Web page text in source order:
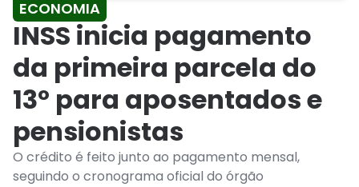
ECONOMIA
INSS inicia pagamento
da primeira parcela do
13º para aposentados e
pensionistas
O crédito é feito junto ao pagamento mensal,
seguindo o cronograma oficial do órgão